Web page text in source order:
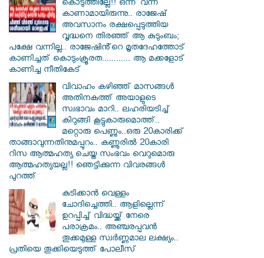
കൊടുത്തില്ലേ!! ഒന്ന് വന്ന്
കാണാമായിരുന്നു.. രാജേഷ്
അവസാനം രക്ഷപ്പെടുത്തിയ
വൃദ്ധനെ തിരഞ്ഞ് ആ കുടുംബം;
പക്ഷേ വന്നില്ല.. രാജേഷിൻ്റെ മൃതദേഹത്തോട്
കാണിച്ചത് കൊടുംക്രൂരത............ ആ മക്കളോട്
കാണിച്ച നീതികേട്
വിവാഹം കഴിഞ്ഞ് മാസങ്ങൾ
അതിനകത്ത് അയാളുടെ
സ്വഭാവം മാറി.. ലഹരിയടിച്ച്
കിറുങ്ങി കൂട്ടുകാരുമൊത്ത്..
മറ്റൊരു പെണ്ണും..ഒരു 20കാരിക്ക്
താങ്ങാവുന്നതിനുമപ്പുറം.. കണ്ണൂരിൽ 20കാരി
റിസ ആത്മഹത്യ ചെയ്ത സംഭവം വെറുമൊരു
ആത്മഹത്യയല്ല!! ഞെട്ടിക്കുന്ന വിവരങ്ങൾ
പുറത്ത്
കുടിക്കാൻ വെള്ളം
ചോദിച്ചെത്തി.. ആളില്ലെന്ന്
ഉറപ്പിച്ച് വിദ്ധയ്ക്ക് നേരെ
പരാക്രമം.. അഞ്ചരപ്പവൻ
തൂക്കമുള്ള സ്വർണ്ണമാല ലക്ഷ്യം..
പ്രതിയെ തൂക്കിയെടുത്ത് പോലീസ്